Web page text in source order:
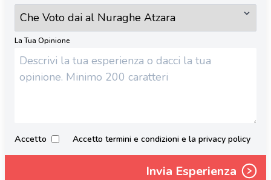
La Tua Opinione
Accetto Accetto termini e condizioni e la privacy policy
Invia Esperienza